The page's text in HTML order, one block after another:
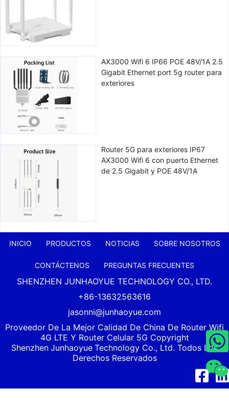
AX3000 Wifi 6 IP66 POE 48V/1A 2.5
Gigabit Ethernet port 5g router para
exteriores
Router 5G para exteriores IP67
AX3000 Wifi 6 con puerto Ethernet
de 2.5 Gigabit y POE 48V/1A
INICIO PRODUCTOS NOTICIAS SOBRE NOSOTROS
CONTÁCTENOS PREGUNTAS FRECUENTES
SHENZHEN JUNHAOYUE TECHNOLOGY CO., LTD.
+86-13632563616
jasonni@junhaoyue.com
Proveedor De La Mejor Calidad De China De Router Wifi
4G LTE Y Router Celular 5G Copyright
Shenzhen Junhaoyue Technology Co., Ltd. Todos Los
Derechos Reservados
Facebook